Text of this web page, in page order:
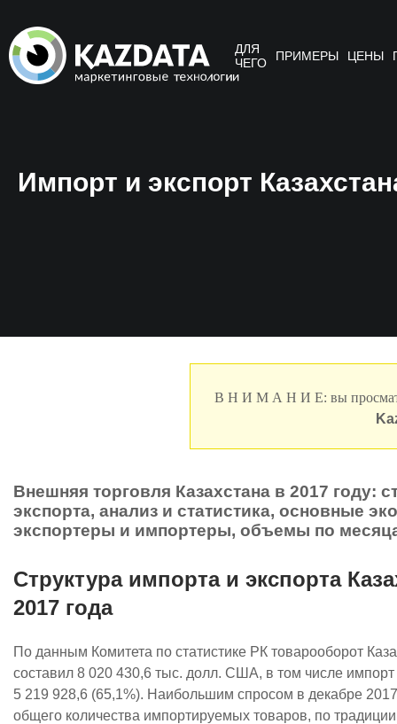
ДЛЯ
ЧЕГО
ПРИМЕРЫ ЦЕНЫ
Импорт и экспорт
В Н И М А Н И Е: вы
Внешняя торговля Казахстана в 2017 году:
экспорта, анализ и статистика, основные
экспортеры и импортеры, объемы по
Структура импорта и экспорта
2017 года
По данным Комитета по статистике РК товарооборот
составил 8 020 430,6 тыс. долл. США, в том числе импорт
5 219 928,6 (65,1%). Наибольшим спросом в декабре
общего количества импортируемых товаров, по